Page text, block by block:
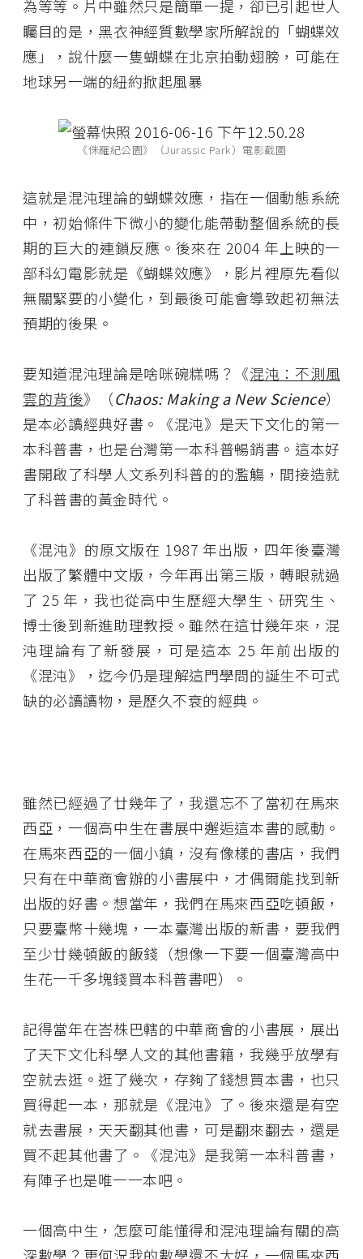
為等等。片中雖然只是簡單一提，卻已引起世人
矚目的是，黑衣神經質數學家所解說的「蝴蝶效
應」，說什麼一隻蝴蝶在北京拍動翅膀，可能在
地球另一端的紐約掀起風暴
《侏羅紀公園》（Jurassic Park）電影截圖
這就是混沌理論的蝴蝶效應，指在一個動態系統
中，初始條件下微小的變化能帶動整個系統的長
期的巨大的連鎖反應。後來在 2004 年上映的一
部科幻電影就是《蝴蝶效應》，影片裡原先看似
無關緊要的小變化，到最後可能會導致起初無法
預期的後果。
要知道混沌理論是啥咪碗糕嗎？《混沌：不測風
雲的背後》（Chaos: Making a New Science）
是本必讀經典好書。《混沌》是天下文化的第一
本科普書，也是台灣第一本科普暢銷書。這本好
書開啟了科學人文系列科普的的濫觴，間接造就
了科普書的黃金時代。
《混沌》的原文版在 1987 年出版，四年後臺灣
出版了繁體中文版，今年再出第三版，轉眼就過
了 25 年，我也從高中生歷經大學生、研究生、
博士後到新進助理教授。雖然在這廿幾年來，混
沌理論有了新發展，可是這本 25 年前出版的
《混沌》，迄今仍是理解這門學問的誕生不可式
缺的必讀讀物，是歷久不衰的經典。
雖然已經過了廿幾年了，我還忘不了當初在馬來
西亞，一個高中生在書展中邂逅這本書的感動。
在馬來西亞的一個小鎮，沒有像樣的書店，我們
只有在中華商會辦的小書展中，才偶爾能找到新
出版的好書。想當年，我們在馬來西亞吃頓飯，
只要臺幣十幾塊，一本臺灣出版的新書，要我們
至少廿幾頓飯的飯錢（想像一下要一個臺灣高中
生花一千多塊錢買本科普書吧）。
記得當年在峇株巴轄的中華商會的小書展，展出
了天下文化科學人文的其他書籍，我幾乎放學有
空就去逛。逛了幾次，存夠了錢想買本書，也只
買得起一本，那就是《混沌》了。後來還是有空
就去書展，天天翻其他書，可是翻來翻去，還是
買不起其他書了。《混沌》是我第一本科普書，
有陣子也是唯一一本吧。
一個高中生，怎麼可能懂得和混沌理論有關的高